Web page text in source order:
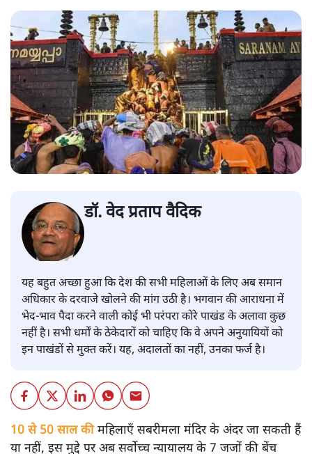
डॉ. वेद प्रताप वैदिक
यह बहुत अच्छा हुआ कि देश की सभी महिलाओं के लिए अब समान
अधिकार के दरवाजे खोलने की मांग उठी है। भगवान की आराधना में
भेद-भाव पैदा करने वाली कोई भी परंपरा कोरे पाखंड के अलावा कुछ
नहीं है। सभी धर्मों के ठेकेदारों को चाहिए कि वे अपने अनुयायियों को
इन पाखंडों से मुक्त करें। यह, अदालतों का नहीं, उनका फर्ज है।
10 से 50 साल कीमहिलाएँ सबरीमला मंदिर के अंदर जा सकती हैं
या नहीं, इस मुद्दे पर अब सर्वोच्च न्यायालय के 7 जजों की बेंच